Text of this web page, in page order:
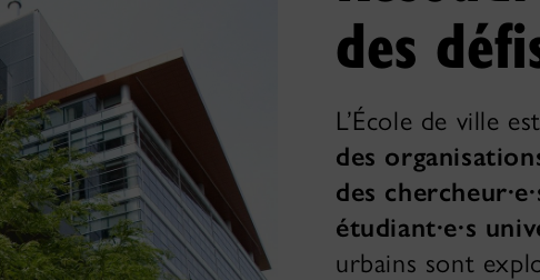
des
L’École de ville
des
des
étudiant·e·s
urbains sont